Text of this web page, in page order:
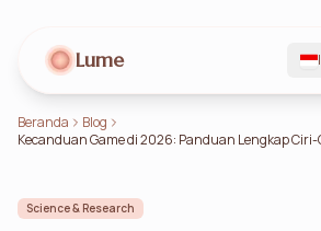
Lume
Beranda
Blog
Kecanduan Game di 2026: Panduan Lengkap
Science & Research